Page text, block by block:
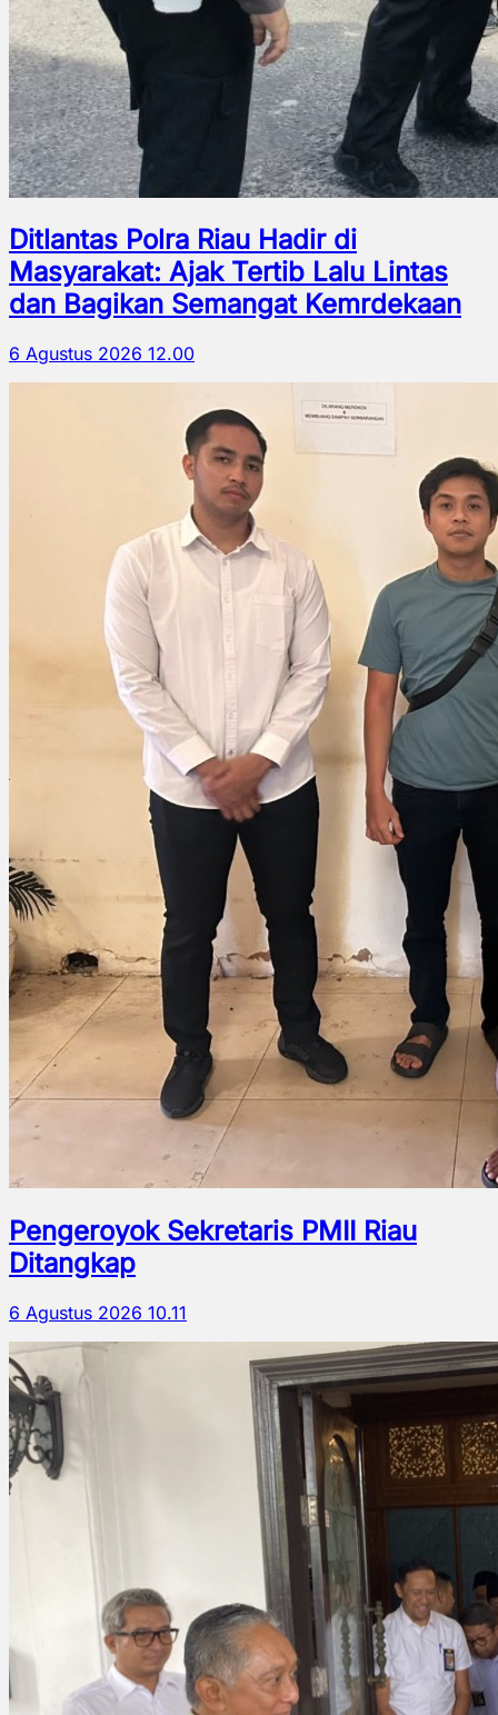
Ditlantas Polra Riau Hadir di
Masyarakat: Ajak Tertib Lalu Lintas
dan Bagikan Semangat Kemrdekaan
6 Agustus 2026 12.00
Pengeroyok Sekretaris PMII Riau
Ditangkap
6 Agustus 2026 10.11